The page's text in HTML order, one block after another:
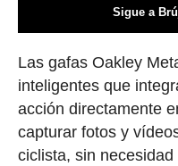
Sigue a
Las gafas Oakley
inteligentes que
acción directamente
capturar fotos y
ciclista, sin